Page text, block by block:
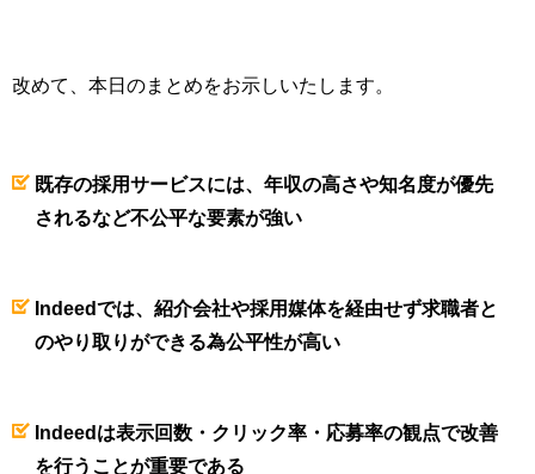
改めて、本日のまとめをお示しいたします。
既存の採用サービスには、年収の高さや知名度が優先
されるなど不公平な要素が強い
Indeedでは、紹介会社や採用媒体を経由せず求職者と
のやり取りができる為公平性が高い
Indeedは表示回数・クリック率・応募率の観点で改善
を行うことが重要である